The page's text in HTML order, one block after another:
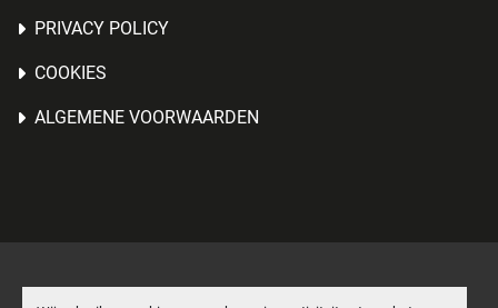
PRIVACY POLICY
COOKIES
ALGEMENE VOORWAARDEN